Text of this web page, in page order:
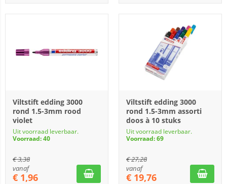
Viltstift edding 3000
rond 1.5-3mm rood
violet
Uit voorraad leverbaar.
Voorraad: 40
€3,38
vanaf
€ 1,96
Viltstift edding 3000
rond 1.5-3mm assorti
doos à 10 stuks
Uit voorraad leverbaar.
Voorraad: 69
€27,28
vanaf
€ 19,76